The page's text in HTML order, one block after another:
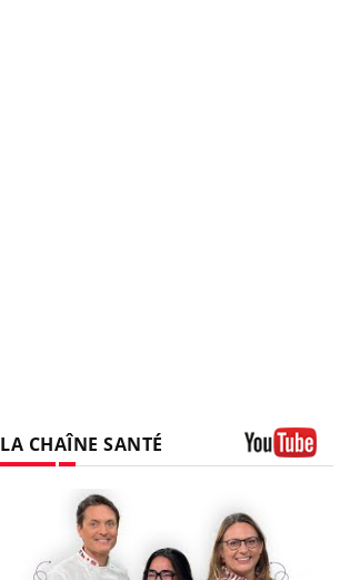
LA CHAÎNE SANTÉ